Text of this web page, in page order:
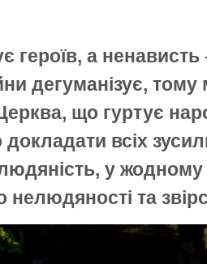
а ненависть
дегуманізує,
що гуртує
всіх
у жодному
та